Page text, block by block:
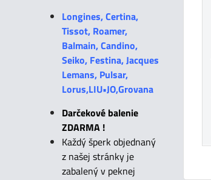
Longines, Certina,
Tissot, Roamer,
Balmain, Candino,
Seiko, Festina, Jacques
Lemans, Pulsar,
Lorus,LIU•JO,Grovana
Darčekové balenie
ZDARMA !
Každý šperk objednaný
z našej stránky je
zabalený v peknej